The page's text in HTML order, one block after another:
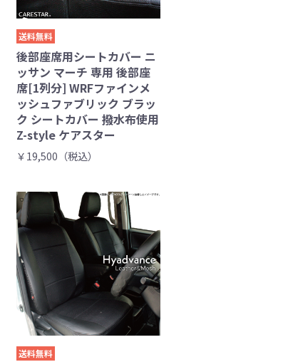
送料無料
後部座席用シートカバー ニ
ッサン マーチ 専用 後部座
席[1列分] WRFファインメ
ッシュファブリック ブラッ
ク シートカバー 撥水布使用
Z-style ケアスター
￥19,500（税込）
送料無料